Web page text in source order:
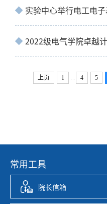
实验中心举行电工电
2022级电气学院卓越
上页 1 4 5
常用工具
院长信箱